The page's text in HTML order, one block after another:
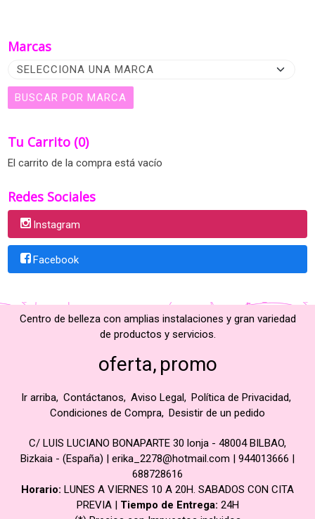
Marcas
Tu Carrito (0)
El carrito de la compra está vacío
Redes Sociales
Instagram
Facebook
Centro de belleza con amplias instalaciones y gran variedad
de productos y servicios.
oferta promo
Ir arriba Contáctanos Aviso Legal Política de Privacidad
Condiciones de Compra Desistir de un pedido
C/ LUIS LUCIANO BONAPARTE 30 lonja - 48004 BILBAO,
Bizkaia - (España) | erika_2278@hotmail.com | 944013666 |
688728616
Horario: LUNES A VIERNES 10 A 20H. SABADOS CON CITA
PREVIA | Tiempo de Entrega: 24H